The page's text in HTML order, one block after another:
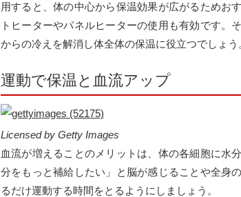
用すると、体の中心から保温効果が広がるためお
トヒーターやパネルヒーターの使用も有効です。
からの冷えを解消し体全体の保温に役立つでしょう
運動で保温と血流アップ
Licensed by Getty Images
血流が増えることのメリットは、体の各細胞に水
分をもっと補給したい」と脳が感じることや全身
るだけ運動する時間をとるようにしましょう。